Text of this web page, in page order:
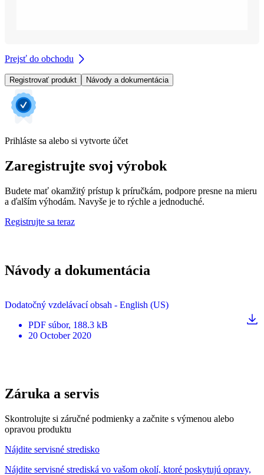
Prejsť do obchodu
Registrovať produkt Návody a dokumentácia
Prihláste sa alebo si vytvorte účet
Zaregistrujte svoj výrobok
Budete mať okamžitý prístup k príručkám, podpore presne na mieru
a ďalším výhodám. Navyše je to rýchle a jednoduché.
Registrujte sa teraz
Návody a dokumentácia
Dodatočný vzdelávací obsah - English (US)
PDF súbor, 188.3 kB
20 October 2020
Záruka a servis
Skontrolujte si záručné podmienky a začnite s výmenou alebo
opravou produktu
Nájdite servisné stredisko
Nájdite servisné strediská vo vašom okolí, ktoré poskytujú opravy,